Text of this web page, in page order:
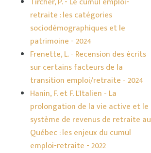
retraite : les catégories
sociodémographiques et le
patrimoine - 2024
Frenette, L. - Recension des écrits
sur certains facteurs de la
transition emploi/retraite - 2024
Hanin, F. et F. L'Italien - La
prolongation de la vie active et le
système de revenus de retraite au
Québec : les enjeux du cumul
emploi-retraite - 2022